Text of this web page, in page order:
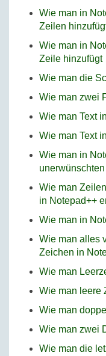
Wie man in
Zeilen
Wie man in
Zeile hinzufügt
Wie man die
Wie man zwei
Wie man Text
Wie man Text
Wie man in
Wie man
in Notepad++
Wie man in
Wie man alles
Zeichen in
Wie man
Wie man leere
Wie man
Wie man zwei
Wie man die